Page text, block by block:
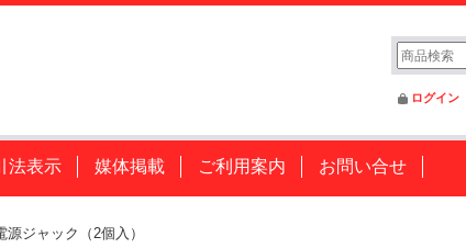
ログイン
法表示 媒体掲載 ご利用案内 お問い合せ
源ジャック（2個入）